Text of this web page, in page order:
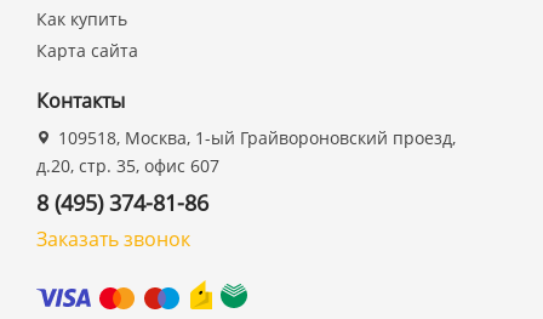
Как купить
Карта сайта
Контакты
109518, Москва, 1-ый Грайвороновский проезд,
д.20, стр. 35, офис 607
8 (495) 374-81-86
Заказать звонок